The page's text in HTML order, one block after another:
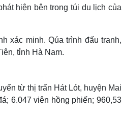
hiện bên trong túi du lịch của
xác minh. Qúa trình đấu tranh,
tỉnh Hà Nam.
từ thị trấn Hát Lót, huyện Mai
6.047 viên hồng phiến; 960,53